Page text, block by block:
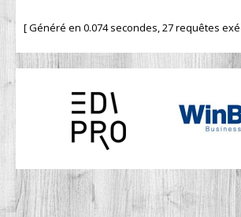
[ Généré en 0.074 secondes, 27 requêtes